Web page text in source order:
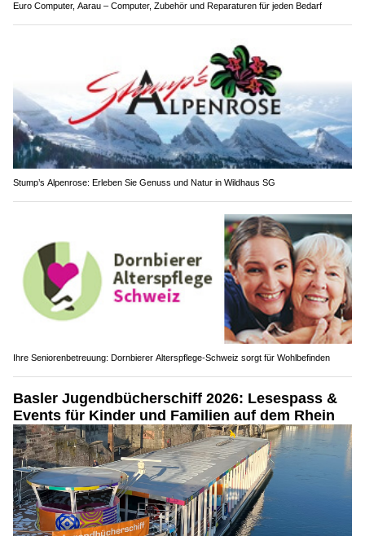
Euro Computer, Aarau – Computer, Zubehör und Reparaturen für jeden Bedarf
Stump’s Alpenrose: Erleben Sie Genuss und Natur in Wildhaus SG
Ihre Seniorenbetreuung: Dornbierer Alterspflege-Schweiz sorgt für Wohlbefinden
Basler Jugendbücherschiff 2026: Lesespass &
Events für Kinder und Familien auf dem Rhein